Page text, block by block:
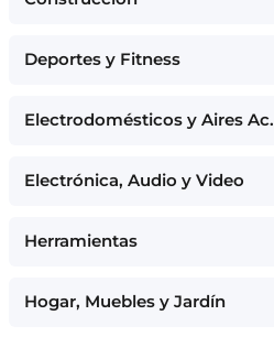
Deportes y Fitness
Electrodomésticos y Aires Ac.
Electrónica, Audio y Video
Herramientas
Hogar, Muebles y Jardín